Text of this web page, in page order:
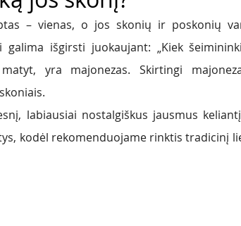
– vienas, o jos skonių ir poskonių
galima išgirsti juokaujant: „Kiek
yra majonezas. Skirtingi
labiausiai nostalgiškus jausmus
kodėl rekomenduojame rinktis tradicinį